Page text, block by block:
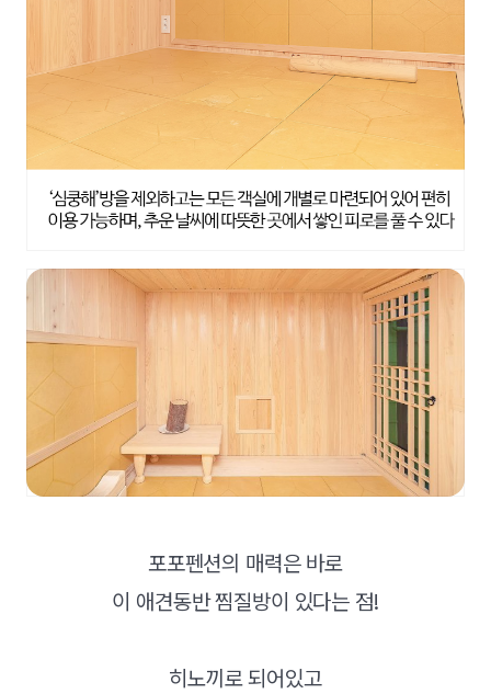
포포펜션의 매력은 바로
이 애견동반 찜질방이 있다는 점!
히노끼로 되어있고